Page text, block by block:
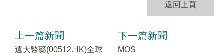
返回上頁
上一篇新聞
遠大醫藥(00512.HK)全球
下一篇新聞
MOS